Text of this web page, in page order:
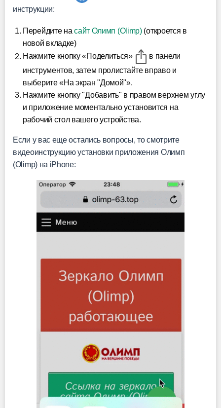
инструкции:
Перейдите насайт Олимп (Olimp)(откроется в
новой вкладке)
Нажмите кнопку «Поделиться»
в панели
инструментов, затем пролистайте вправо и
выберите «На экран "Домой"».
Нажмите кнопку "Добавить" в правом верхнем углу
и приложение моментально установится на
рабочий стол вашего устройства.
Если у вас еще остались вопросы, то смотрите
видеоинструкцию установки приложения Олимп
(Olimp) на iPhone: